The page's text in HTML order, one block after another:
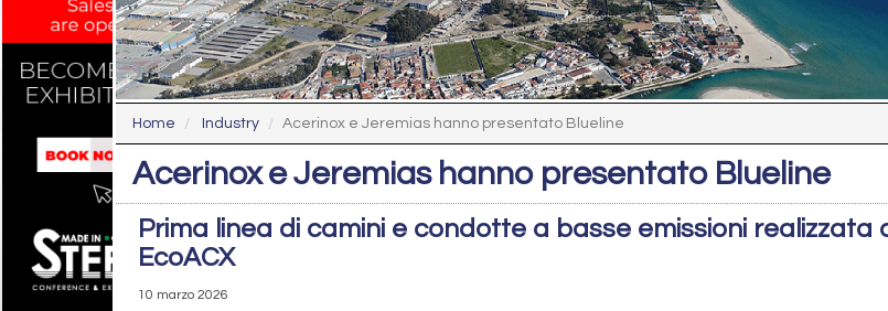
Home Industry Acerinox e Jeremias hanno presentato Blueline
Acerinox e Jeremias hanno presentato Blueline
Prima linea di camini e condotte a basse emissioni realizzata
EcoACX
10 marzo 2026